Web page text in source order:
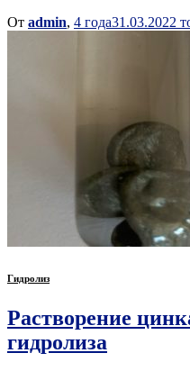
От admin, 4 года31.03.2022
Гидролиз
Растворение
гидролиза